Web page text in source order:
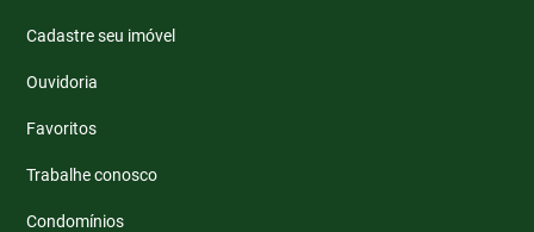
Cadastre seu imóvel
Ouvidoria
Favoritos
Trabalhe conosco
Condomínios